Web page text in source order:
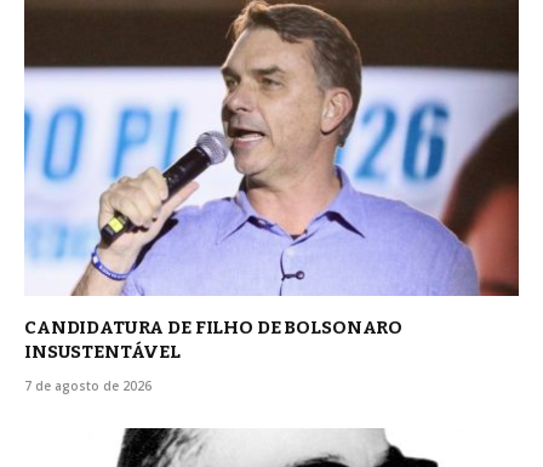
CANDIDATURA DE FILHO DE BOLSONARO
INSUSTENTÁVEL
7 de agosto de 2026